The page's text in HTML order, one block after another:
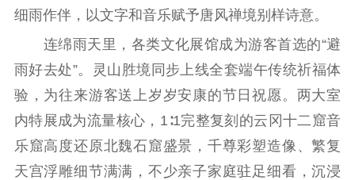
机关党建
党建要闻 学习在线
文化人才
紫金人才 职称评审
数据资源
细雨作伴，以文字和音乐赋予唐风禅境别样诗意。
连绵雨天里，各类文化展馆成为游客首选的“避
雨好去处”。灵山胜境同步上线全套端午传统祈福体
验，为往来游客送上岁岁安康的节日祝愿。两大室
内特展成为流量核心，1∶1完整复刻的云冈十二窟音
乐窟高度还原北魏石窟盛景，千尊彩塑造像、繁复
天宫浮雕细节满满，不少亲子家庭驻足细看，沉浸